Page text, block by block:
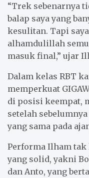
“Trek sebenarnya
balap saya yang
kesulitan. Tapi
alhamdulillah
masuk final,” ujar
Dalam kelas RBT
memperkuat
di posisi keempat,
setelah
yang sama pada
Performa Ilham
yang solid, yakni
dan Anto, yang